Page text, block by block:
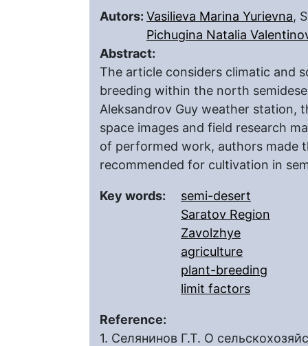
Autors: Vasilieva Marina Yurievna,
Pichugina Natalia
Abstract:
The article considers climatic and
breeding within the north
Aleksandrov Guy weather station,
space images and field research
of performed work, authors made
recommended for cultivation in
Key words:
semi-desert
Saratov Region
Zavolzhye
agriculture
plant-breeding
limit factors
Reference:
1. Селянинов Г.Т. О